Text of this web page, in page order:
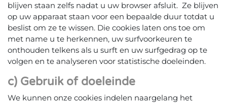
blijven staan zelfs nadat u uw browser afsluit. Ze blijven
op uw apparaat staan voor een bepaalde duur totdat u
beslist om ze te wissen. Die cookies laten ons toe om
met name u te herkennen, uw surfvoorkeuren te
onthouden telkens als u surft en uw surfgedrag op te
volgen en te analyseren voor statistische doeleinden.
c) Gebruik of doeleinde
We kunnen onze cookies indelen naargelang het